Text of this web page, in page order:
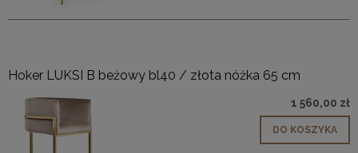
Hoker LUKSI B beżowy bl40 / złota nóżka 65 cm
1 560,00 zł
DO KOSZYKA